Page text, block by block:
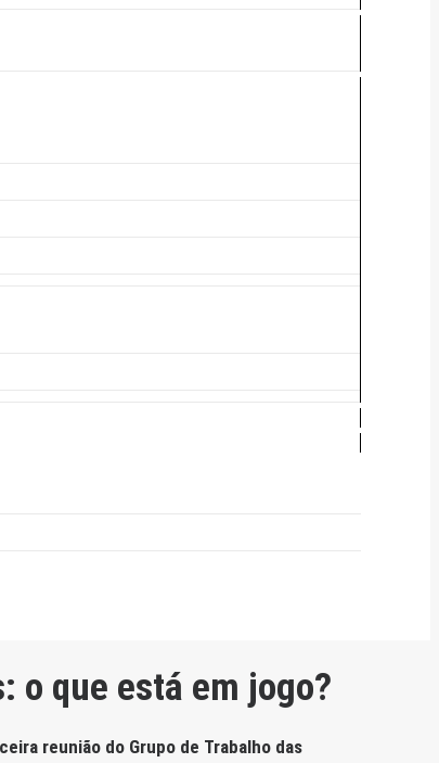
o que está em jogo?
reunião do Grupo de Trabalho das